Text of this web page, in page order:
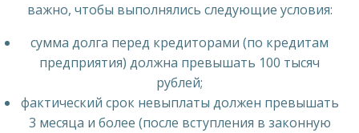
важно, чтобы выполнялись следующие условия:
сумма долга перед кредиторами (по кредитам
предприятия) должна превышать 100 тысяч
рублей;
фактический срок невыплаты должен превышать
3 месяца и более (после вступления в законную